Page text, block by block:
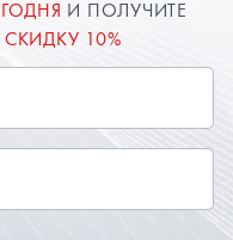
И ПОЛУЧИТЕ
СКИДКУ 10%